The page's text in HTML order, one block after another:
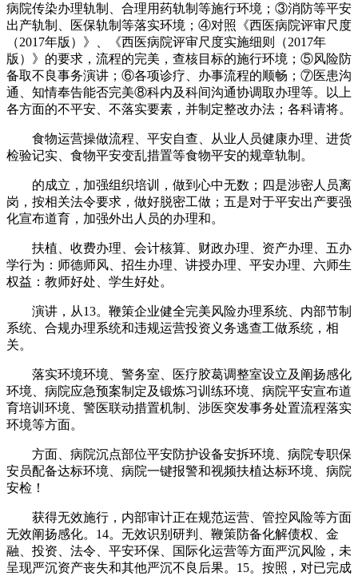
病院传染办理轨制、合理用药轨制等施行环境；③消防等平安
出产轨制、医保轨制等落实环境；④对照《西医病院评审尺度
（2017年版）》、《西医病院评审尺度实施细则（2017年
版）》的要求，流程的完美，查核目标的施行环境；⑤风险防
备取不良事务演讲；⑥各项诊疗、办事流程的顺畅；⑦医患沟
通、知情奉告能否完美⑧科内及科间沟通协调取办理等。以上
各方面的不平安、不落实要素，并制定整改办法；各科请将。
食物运营操做流程、平安自查、从业人员健康办理、进货
检验记实、食物平安变乱措置等食物平安的规章轨制。
的成立，加强组织培训，做到心中无数；四是涉密人员离
岗，按相关法令要求，做好脱密工做；五是对于平安出产要强
化宣布道育，加强外出人员的办理和。
扶植、收费办理、会计核算、财政办理、资产办理、五办
学行为：师德师风、招生办理、讲授办理、平安办理、六师生
权益：教师好处、学生好处。
演讲，从13。鞭策企业健全完美风险办理系统、内部节制
系统、合规办理系统和违规运营投资义务逃查工做系统，相
关。
落实环境环境、警务室、医疗胶葛调整室设立及阐扬感化
环境、病院应急预案制定及锻炼习训练环境、病院平安宣布道
育培训环境、警医联动措置机制、涉医突发事务处置流程落实
环境等方面。
方面、病院沉点部位平安防护设备安拆环境、病院专职保
安员配备达标环境、病院一键报警和视频扶植达标环境、病院
安检！
获得无效施行，内部审计正在规范运营、管控风险等方面
无效阐扬感化。14。无效识别研判、鞭策防备化解债权、金
融、投资、法令、平安环保、国际化运营等方面严沉风险，未
呈现严沉资产丧失和其他严沉不良后果。15。按照，对已完成